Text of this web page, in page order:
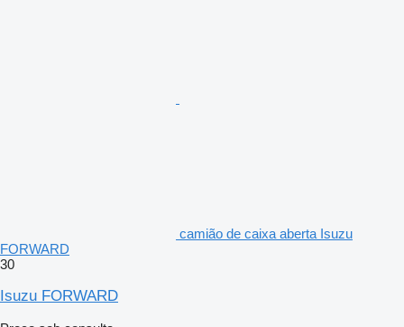
camião de caixa aberta Isuzu
FORWARD
30
Isuzu FORWARD